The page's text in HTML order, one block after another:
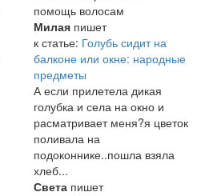
помощь волосам
Милая пишет
к статье: Голубь сидит на
балконе или окне: народные
предметы
А если прилетела дикая
голубка и села на окно и
расматривает меня?я цветок
поливала на
подоконнике..пошла взяла
хлеб...
Света пишет